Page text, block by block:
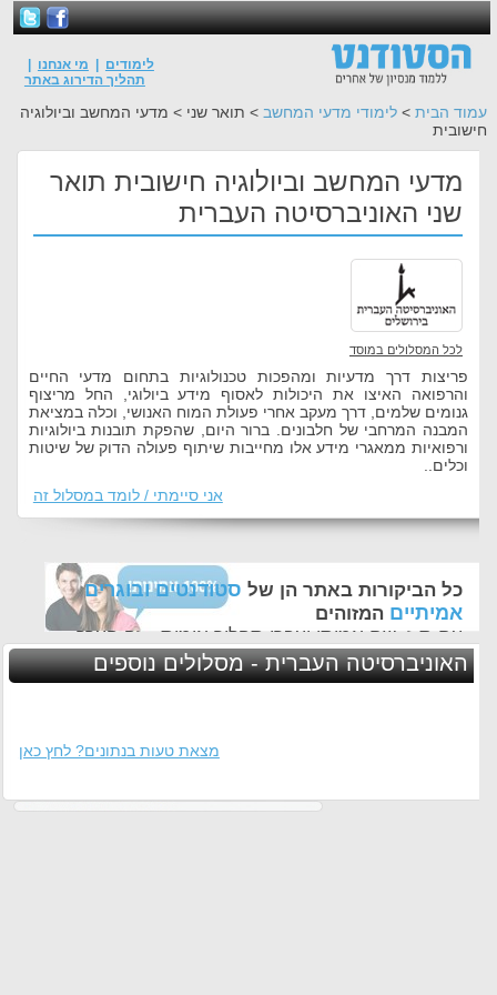
לימודים מי אנחנו
תהליך הדירוג באתר
עמוד הבית > לימודי מדעי המחשב > תואר שני > מדעי המחשב וביולוגיה
חישובית
מדעי המחשב וביולוגיה חישובית תואר
שני האוניברסיטה העברית
לכל המסלולים במוסד
פריצות דרך מדעיות ומהפכות טכנולוגיות בתחום מדעי החיים
והרפואה האיצו את היכולות לאסוף מידע ביולוגי, החל מריצוף
גנומים שלמים, דרך מעקב אחרי פעולת המוח האנושי, וכלה במציאת
המבנה המרחבי של חלבונים. ברור היום, שהפקת תובנות ביולוגיות
ורפואיות ממאגרי מידע אלו מחייבות שיתוף פעולה הדוק של שיטות
וכלים..
אני סיימתי / לומד במסלול זה
כל הביקורות באתר הן של סטודנטים ובוגרים
אמיתיים המזוהים
עם ת.ז, שם אמיתי ועברו תהליך אימות - זה הערך
החשוב לנו ביותר באתר
האוניברסיטה העברית - מסלולים נוספים
מצאת טעות בנתונים? לחץ כאן